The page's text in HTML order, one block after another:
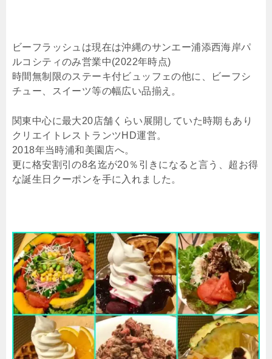
ビーフラッシュは現在は沖縄のサンエー浦添西海岸パ
ルコシティのみ営業中(2022年時点)
時間無制限のステーキ付ビュッフェの他に、ビーフシ
チュー、スイーツ等の幅広い品揃え。
関東中心に最大20店舗くらい展開していた時期もあり
クリエイトレストランツHD運営。
2018年当時浦和美園店へ。
更に格安割引の8名迄が20％引きになると言う、超お得
な誕生日クーポンを手に入れました。